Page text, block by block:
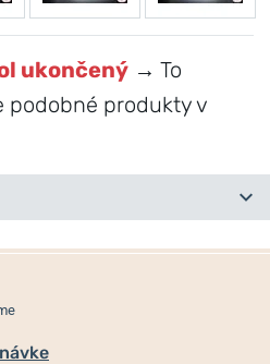
ukončený → To
podobné produkty v